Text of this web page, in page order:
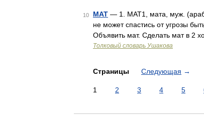
10 МАТ — 1. МАТ1, мата, муж.
не может спастись от угрозы
Объявить мат. Сделать мат в 2
Толковый словарь Ушакова
Страницы Следующая →
1 2 3 4 5